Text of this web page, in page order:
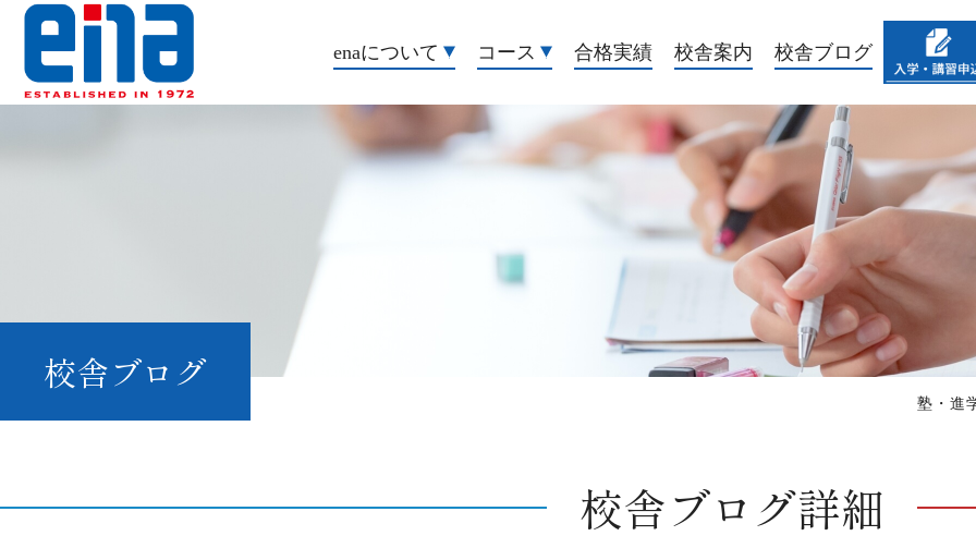
enaについて コース 合格実績 校舎案内 校舎ブログ
校舎ブログ
塾・進
校舎ブログ詳細